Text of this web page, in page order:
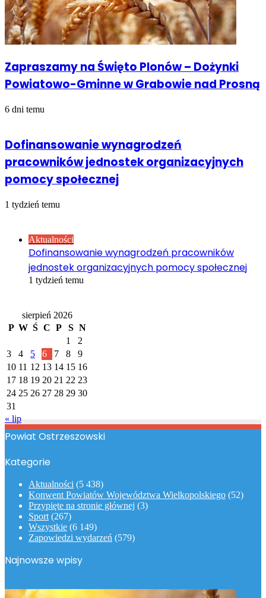
Zapraszamy na Święto Plonów – Dożynki
Powiatowo-Gminne w Grabowie nad Prosną
6 dni temu
Dofinansowanie wynagrodzeń
pracowników jednostek organizacyjnych
pomocy społecznej
1 tydzień temu
Aktualności
Dofinansowanie wynagrodzeń pracowników
jednostek organizacyjnych pomocy społecznej
1 tydzień temu
sierpień 2026
P W Ś C P S N
1
2
3
4 5 6 7 8
9
10 11 12 13 14 15 16
17 18 19 20 21 22 23
24 25 26 27 28 29 30
31
« lip
Powiat Ostrzeszowski
Kategorie
Aktualności (5 438)
Konwent Powiatów Województwa Wielkopolskiego (52)
Przypięte na stronie głównej (3)
Sport (267)
Wszystkie (6 149)
Zapowiedzi wydarzeń (579)
Najnowsze wpisy